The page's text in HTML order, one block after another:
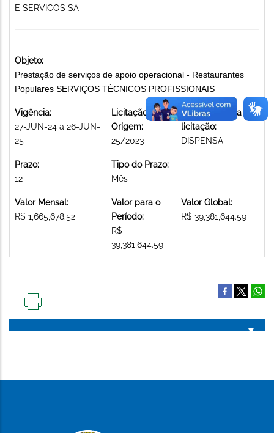
E SERVICOS SA
Objeto:
Prestação de serviços de apoio operacional - Restaurantes
Populares SERVIÇOS TÉCNICOS PROFISSIONAIS
Vigência:
27-JUN-24 a 26-JUN-
25
Licitação de
Origem:
25/2023
Modalidade da
licitação:
DISPENSA
Prazo:
12
Tipo do Prazo:
Mês
Valor Mensal:
R$ 1,665,678.52
Valor para o
Período:
R$
39,381,644.59
Valor Global:
R$ 39,381,644.59
PÁGINA